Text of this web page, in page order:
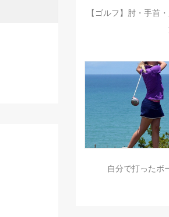
【ゴルフ】肘・手首
自分で打ったボ